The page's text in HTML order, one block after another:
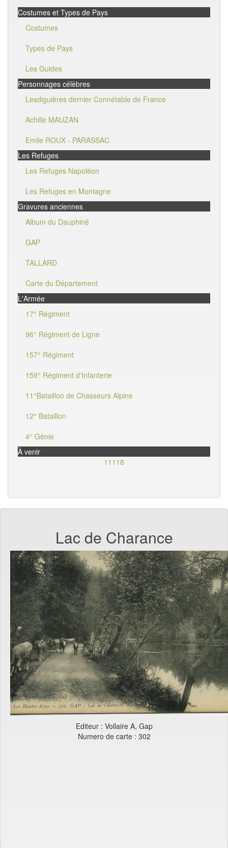
Costumes et Types de Pays
Costumes
Types de Pays
Les Guides
Personnages célèbres
Lesdiguières dernier Connétable de France
Achille MAUZAN
Emile ROUX - PARASSAC
Les Refuges
Les Refuges Napoléon
Les Refuges en Montagne
Gravures anciennes
Album du Dauphiné
GAP
TALLARD
Carte du Département
L'Armée
17° Régiment
96° Régiment de Ligne
157° Régiment
159° Régiment d'Infanterie
11°Bataillon de Chasseurs Alpins
12° Bataillon
4° Génie
À venir
11118
Lac de Charance
Editeur : Vollaire A, Gap
Numero de carte : 302